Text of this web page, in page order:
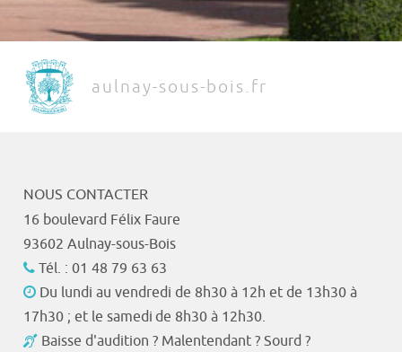
aulnay-sous-bois.fr
NOUS CONTACTER
16 boulevard Félix Faure
93602 Aulnay-sous-Bois
Tél. : 01 48 79 63 63
Du lundi au vendredi de 8h30 à 12h et de 13h30 à
17h30 ; et le samedi de 8h30 à 12h30.
Baisse d'audition ? Malentendant ? Sourd ?